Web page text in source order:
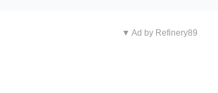
▼ Ad by Refinery89